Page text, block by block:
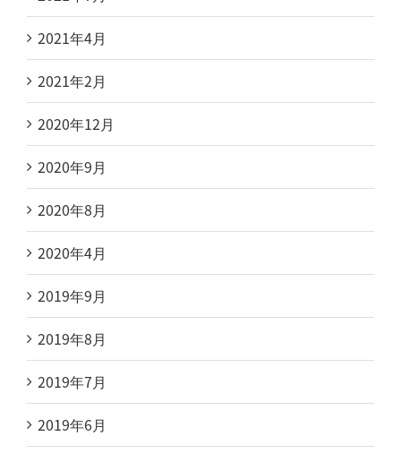
2021年4月
2021年2月
2020年12月
2020年9月
2020年8月
2020年4月
2019年9月
2019年8月
2019年7月
2019年6月